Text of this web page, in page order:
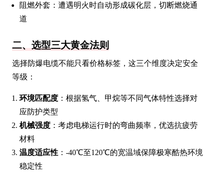
阻燃外套：遭遇明火时自动形成碳化层，切断燃烧通
道
二、选型三大黄金法则
选择防爆电缆不能只看价格标签，这三个维度决定安全
等级：
环境匹配度 ：根据氢气、甲烷等不同气体特性选择对
应防护类型
机械强度 ：考虑电梯运行时的弯曲频率，优选抗疲劳
材料
温度适应性 ：-40℃至120℃的宽温域保障极寒酷热环境
稳定性